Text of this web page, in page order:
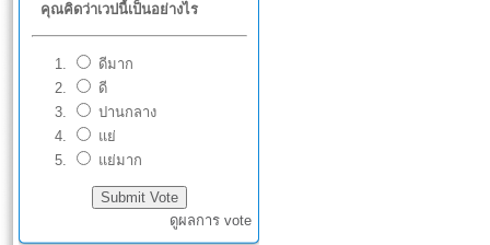
คุณคิดว่าเวปนี้เป็นอย่างไร
ดีมาก
ดี
ปานกลาง
แย่
แย่มาก
ดูผลการ vote